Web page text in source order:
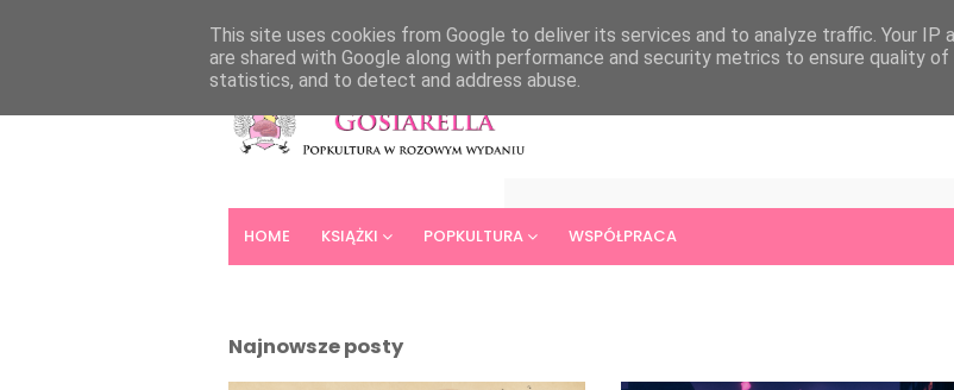
HOME KSIĄŻKI POPKULTURA WSPÓŁPRACA
Najnowsze posty
This site uses cookies from Google to deliver its services and to analyze traffic. Your IP
are shared with Google along with performance and security metrics to ensure quality of
statistics, and to detect and address abuse.